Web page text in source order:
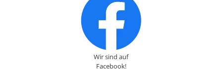
Wir sind auf
Facebook!